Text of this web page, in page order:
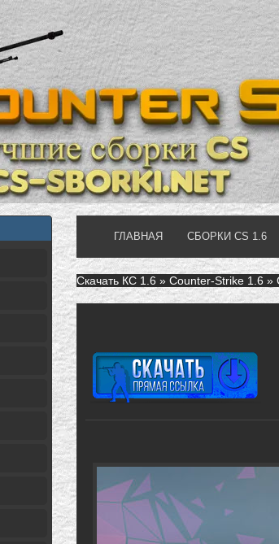
ГЛАВНАЯ СБОРКИ CS 1.6
Скачать КС 1.6 » Counter-Strike 1.6 »